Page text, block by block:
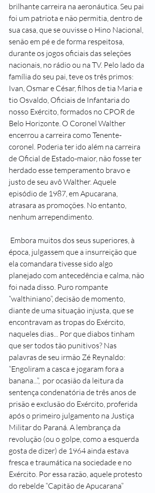
brilhante carreira na aeronáutica. Seu pai
foi um patriota e não permitia, dentro de
sua casa, que se ouvisse o Hino Nacional,
senão em pé e de forma respeitosa,
durante os jogos oficiais das seleções
nacionais, no rádio ou na TV. Pelo lado da
família do seu pai, teve os três primos:
Ivan, Osmar e César, filhos de tia Maria e
tio Osvaldo, Oficiais de Infantaria do
nosso Exército, formados no CPOR de
Belo Horizonte. O Coronel Walther
encerrou a carreira como Tenente-
coronel. Poderia ter ido além na carreira
de Oficial de Estado-maior, não fosse ter
herdado esse temperamento bravo e
justo de seu avô Walther. Aquele
episódio de 1987, em Apucarana,
atrasara as promoções. No entanto,
nenhum arrependimento.
Embora muitos dos seus superiores, à
época, julgassem que a insurreição que
ela comandara tivesse sido algo
planejado com antecedência e calma, não
foi nada disso. Puro rompante
“walthiniano”, decisão de momento,
diante de uma situação injusta, que se
encontravam as tropas do Exército,
naqueles dias... Por que diabos tinham
que ser todos tão punitivos? Nas
palavras de seu irmão Zé Reynaldo:
“Engoliram a casca e jogaram fora a
banana...”,  por ocasião da leitura da
sentença condenatória de três anos de
prisão e exclusão do Exército, proferida
após o primeiro julgamento na Justiça
Militar do Paraná. A lembrança da
revolução (ou o golpe, como a esquerda
gosta de dizer) de 1964 ainda estava
fresca e traumática na sociedade e no
Exército. Por essa razão, aquele protesto
do rebelde “Capitão de Apucarana”